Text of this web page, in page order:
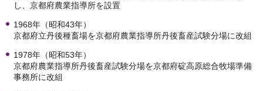
し、京都府農業指導所を設置
1968年（昭和43年）
京都府立丹後種畜場を京都府農業指導所丹後畜産試験分場に改組
1978年（昭和53年）
京都府農業指導所丹後畜産試験分場を京都府碇高原総合牧場準備
事務所に改組